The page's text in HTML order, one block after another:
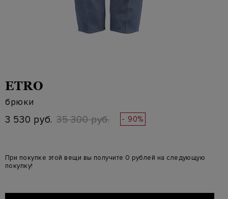
ETRO
брюки
3 530 руб. 35 300 руб. - 90%
При покупке этой вещи вы получите 0 рублей на следующую
покупку!